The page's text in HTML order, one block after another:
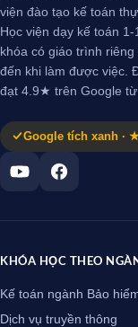
viện đào tạo kế toán
Học viện dạy kế toán
khóa có giáo trình
đến khi làm được việc.
đạt 4.9★ trên Google từ
Google tích xanh ·
KHÓA HỌC THEO
Kế toán ngành Bảo
Dịch vụ truyền thông